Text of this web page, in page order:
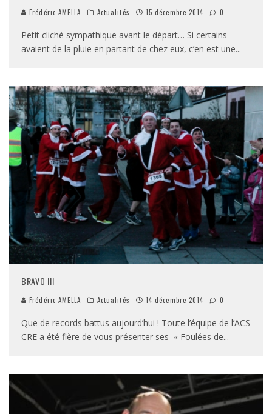
Frédéric AMELLA Actualités 15 décembre 2014 0
Petit cliché sympathique avant le départ… Si certains
avaient de la pluie en partant de chez eux, c’en est une...
BRAVO !!!
Frédéric AMELLA Actualités 14 décembre 2014 0
Que de records battus aujourd’hui ! Toute l’équipe de l’ACS
CRE a été fière de vous présenter ses « Foulées de...